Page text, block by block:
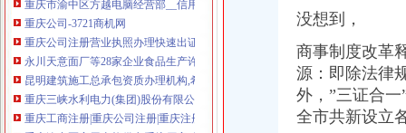
重庆公司注册营业执照办理快速出证地址挂靠【今日推荐网-重庆工商/
永川天意面厂等28家企业食品生产许可证被注销_中国质量新闻网
昆明建筑施工总承包资质办理机构,希骏用心服务-专项服务-深圳酷易
重庆三峡水利电力(集团)股份有限公司公告(系列)|公司|股东大会|
重庆工商注册|重庆公司注册|重庆注册公司-重庆老客网
重庆渝中区家用太能供电系统厂家_深圳市华兄实业有限公司
【北京京翰英才教育科技有限公司渝中分公司2017新招聘信息】_
没想到，
商事制度改革
源：即除法律
外，”三证合
全市共新设立